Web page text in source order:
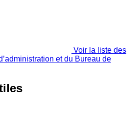
Voir la liste des
et du Bureau de